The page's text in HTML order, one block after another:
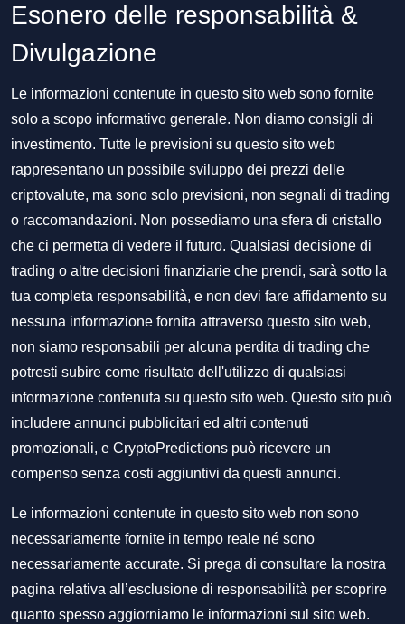
Esonero delle responsabilità &
Divulgazione
Le informazioni contenute in questo sito web sono fornite
solo a scopo informativo generale. Non diamo consigli di
investimento. Tutte le previsioni su questo sito web
rappresentano un possibile sviluppo dei prezzi delle
criptovalute, ma sono solo previsioni, non segnali di trading
o raccomandazioni. Non possediamo una sfera di cristallo
che ci permetta di vedere il futuro. Qualsiasi decisione di
trading o altre decisioni finanziarie che prendi, sarà sotto la
tua completa responsabilità, e non devi fare affidamento su
nessuna informazione fornita attraverso questo sito web,
non siamo responsabili per alcuna perdita di trading che
potresti subire come risultato dell'utilizzo di qualsiasi
informazione contenuta su questo sito web. Questo sito può
includere annunci pubblicitari ed altri contenuti
promozionali, e CryptoPredictions può ricevere un
compenso senza costi aggiuntivi da questi annunci.
Le informazioni contenute in questo sito web non sono
necessariamente fornite in tempo reale né sono
necessariamente accurate. Si prega di consultare la nostra
pagina relativa all’esclusione di responsabilità per scoprire
quanto spesso aggiorniamo le informazioni sul sito web.